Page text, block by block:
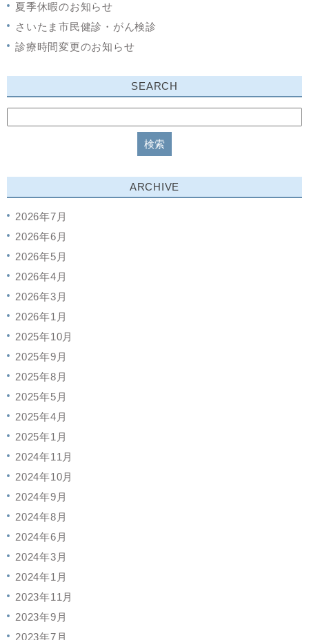
夏季休暇のお知らせ
さいたま市民健診・がん検診
診療時間変更のお知らせ
SEARCH
ARCHIVE
2026年7月
2026年6月
2026年5月
2026年4月
2026年3月
2026年1月
2025年10月
2025年9月
2025年8月
2025年5月
2025年4月
2025年1月
2024年11月
2024年10月
2024年9月
2024年8月
2024年6月
2024年3月
2024年1月
2023年11月
2023年9月
2023年7月